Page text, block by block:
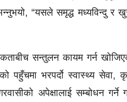
“यसले समृद्ध मध्यविन्दु र
सन्तुलन कायम गर्न
पहुँचमा भरपर्दो स्वास्थ्य सेवा,
अपेक्षालाई सम्बोधन गर्ने